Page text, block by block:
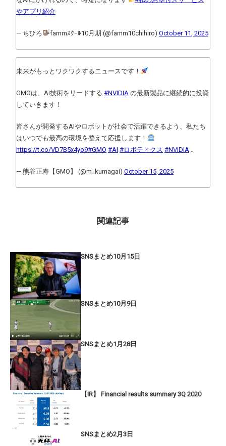
やアプリ紹介
— ちひろ fammｽｸｰﾙ10月期 (@famm10chihiro) October 11, 2025
未来がもっとワクワクするニュースです！
GMOは、AI技術をリードする #NVIDIA の最新製品に継続的に投資
していきます！
皆さんが開発するAIやロボットが社会で活躍できるよう、私たち
はいつでも最高の環境を整えて応援します！
https://t.co/VD7B5x4yo9#GMO #AI #ロボティクス #NVIDIA
— 熊谷正寿【GMO】 (@m_kumagai) October 15, 2025
関連記事
SNSまとめ10月15日
SNSまとめ10月9日
SNSまとめ1月28日
【IR】 Financial results summary 3Q 2020
SNSまとめ2月3日